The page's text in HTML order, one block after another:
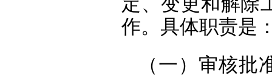
作。具体职责是
（一）审核